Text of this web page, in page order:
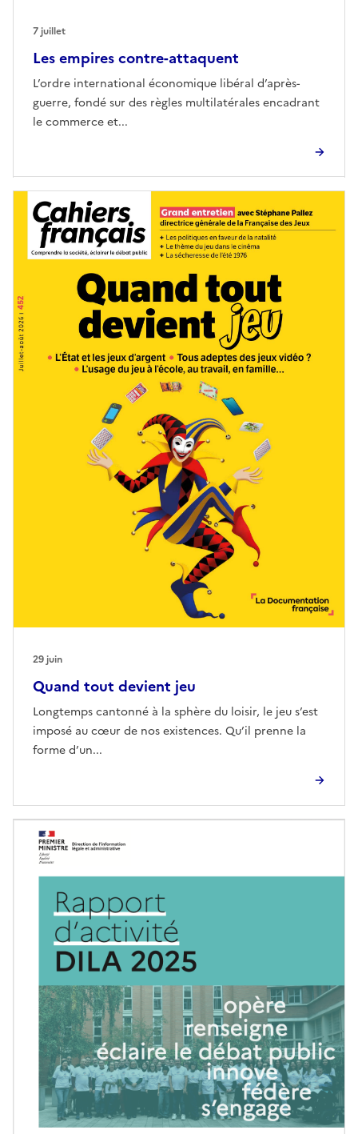
Les empires contre-attaquent
L’ordre international économique libéral d’après-
guerre, fondé sur des règles multilatérales encadrant
le commerce et...
7 juillet
Quand tout devient jeu
Longtemps cantonné à la sphère du loisir, le jeu s’est
imposé au cœur de nos existences. Qu’il prenne la
forme d’un...
29 juin